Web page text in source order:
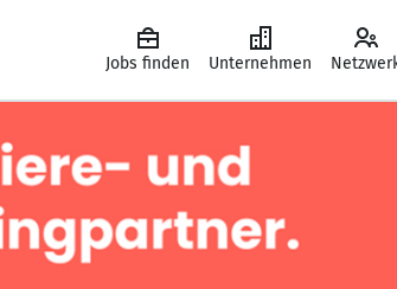
Jobs finden Unternehmen